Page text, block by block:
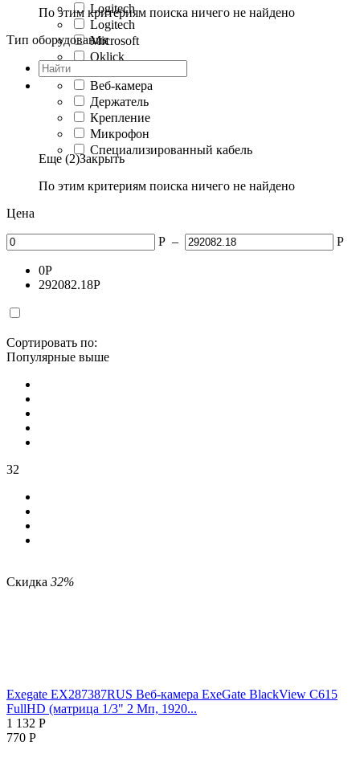
Logitech
Logitech
Microsoft
Oklick
По этим критериям поиска ничего не найдено
Тип оборудования
Веб-камера
Держатель
Крепление
Микрофон
Специализированный кабель
Еще (2)Закрыть
По этим критериям поиска ничего не найдено
Цена
Р – Р
0Р
292082.18Р
Сортировать по:
Популярные выше
32
Скидка 32%
Exegate EX287387RUS Веб-камера ExeGate BlackView C615
FullHD (матрица 1/3" 2 Мп, 1920...
1 132 Р
770 Р